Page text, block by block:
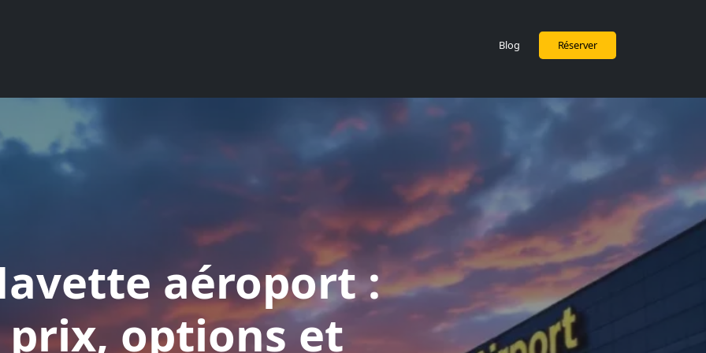
Blog Réserver
aéroport :
prix, options et